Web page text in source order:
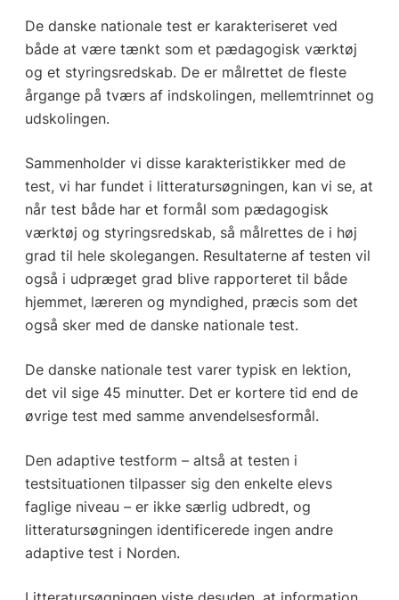
De danske nationale test er karakteriseret ved
både at være tænkt som et pædagogisk værktøj
og et styringsredskab. De er målrettet de fleste
årgange på tværs af indskolingen, mellemtrinnet og
udskolingen.
Sammenholder vi disse karakteristikker med de
test, vi har fundet i litteratursøgningen, kan vi se, at
når test både har et formål som pædagogisk
værktøj og styringsredskab, så målrettes de i høj
grad til hele skolegangen. Resultaterne af testen vil
også i udpræget grad blive rapporteret til både
hjemmet, læreren og myndighed, præcis som det
også sker med de danske nationale test.
De danske nationale test varer typisk en lektion,
det vil sige 45 minutter. Det er kortere tid end de
øvrige test med samme anvendelsesformål.
Den adaptive testform – altså at testen i
testsituationen tilpasser sig den enkelte elevs
faglige niveau – er ikke særlig udbredt, og
litteratursøgningen identificerede ingen andre
adaptive test i Norden.